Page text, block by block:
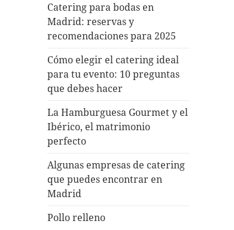
Catering para bodas en
Madrid: reservas y
recomendaciones para 2025
Cómo elegir el catering ideal
para tu evento: 10 preguntas
que debes hacer
La Hamburguesa Gourmet y el
Ibérico, el matrimonio
perfecto
Algunas empresas de catering
que puedes encontrar en
Madrid
Pollo relleno